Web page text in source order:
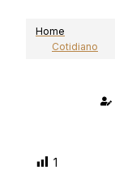
Home
Cotidiano
1